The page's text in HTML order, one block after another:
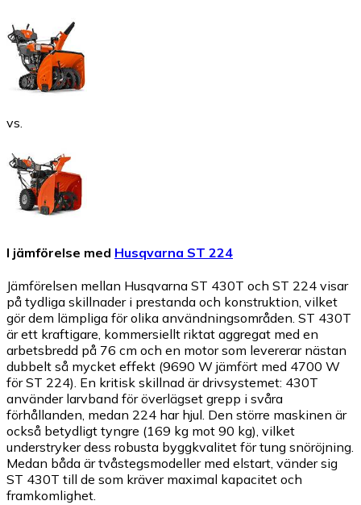
vs.
I jämförelse med Husqvarna ST 224
Jämförelsen mellan Husqvarna ST 430T och ST 224 visar
på tydliga skillnader i prestanda och konstruktion, vilket
gör dem lämpliga för olika användningsområden. ST 430T
är ett kraftigare, kommersiellt riktat aggregat med en
arbetsbredd på 76 cm och en motor som levererar nästan
dubbelt så mycket effekt (9690 W jämfört med 4700 W
för ST 224). En kritisk skillnad är drivsystemet: 430T
använder larvband för överlägset grepp i svåra
förhållanden, medan 224 har hjul. Den större maskinen är
också betydligt tyngre (169 kg mot 90 kg), vilket
understryker dess robusta byggkvalitet för tung snöröjning.
Medan båda är tvåstegsmodeller med elstart, vänder sig
ST 430T till de som kräver maximal kapacitet och
framkomlighet.